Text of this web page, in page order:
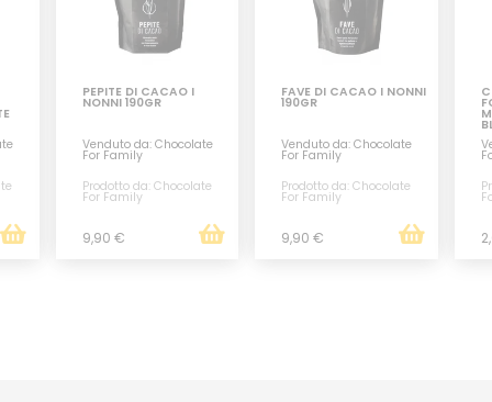
PEPITE DI CACAO I
NONNI 190GR
Venduto da: Chocolate
For Family
Prodotto da: Chocolate
For Family
9,90 €
FAVE DI CACAO I NONNI
190GR
Venduto da: Chocolate
For Family
Prodotto da: Chocolate
For Family
9,90 €